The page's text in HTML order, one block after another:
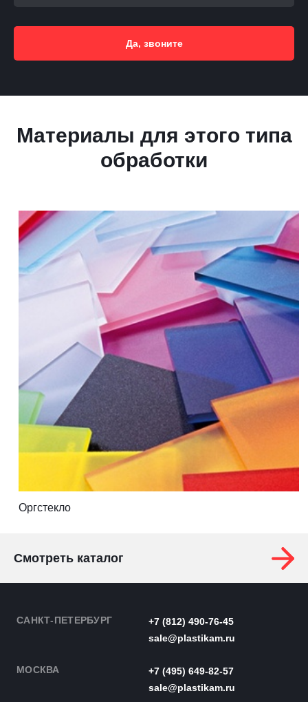
Да, звоните
Материалы для этого типа
обработки
Оргстекло
Смотреть каталог
САНКТ-ПЕТЕРБУРГ
+7 (812) 490-76-45
sale@plastikam.ru
МОСКВА
+7 (495) 649-82-57
sale@plastikam.ru